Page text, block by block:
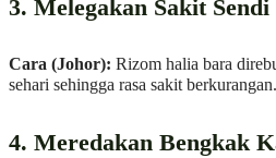
3. Melegakan Sakit Sendi
Cara (Johor): Rizom halia bara
sehari sehingga rasa sakit berkurangan.
4. Meredakan Bengkak